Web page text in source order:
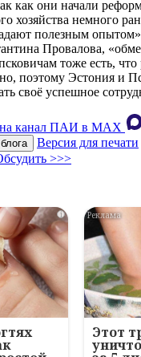
как они начали
хозяйства немного
полезным
Провалова,
тоже есть, что
поэтому Эстония и
своё успешное
на канал ПАИ в MAХ
Версия для печати
>>>
i
Этот